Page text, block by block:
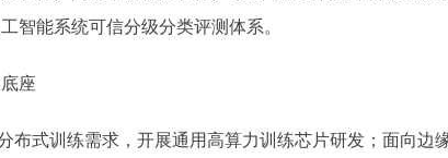
智能系统可信分级分类评测体系。
座
式训练需求，开展通用高算力训练芯片研发；面向边